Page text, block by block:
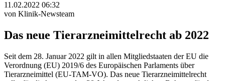
11.02.2022 06:32
von Klinik-Newsteam
Das neue Tierarzneimittelrecht ab 2022
Seit dem 28. Januar 2022 gilt in allen Mitgliedstaaten der EU die
Verordnung (EU) 2019/6 des Europäischen Parlaments über
Tierarzneimittel (EU-TAM-VO). Das neue Tierarzneimittelrecht